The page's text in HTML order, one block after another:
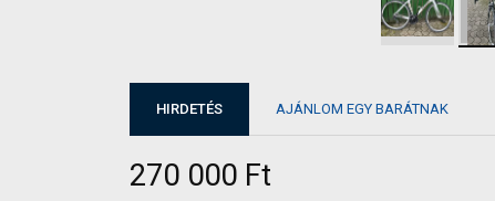
HIRDETÉS AJÁNLOM EGY BARÁTNAK
270 000 Ft